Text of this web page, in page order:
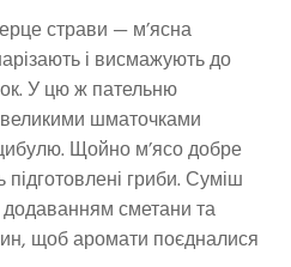
страви — м’ясна
і висмажують до
У цю ж пательню
шматочками
Щойно м’ясо добре
гриби. Суміш
сметани та
щоб аромати поєдналися